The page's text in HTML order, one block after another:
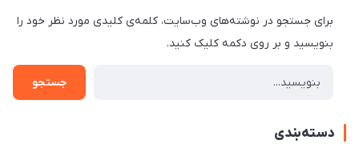
برای جستجو در نوشته‌های وب‌سایت، کلمه‌ی کلیدی مورد نظر خود را
بنویسید و بر روی دکمه کلیک کنید.
جستجو
دسته‌بندی